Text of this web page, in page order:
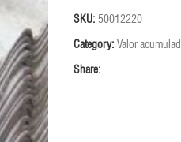
SKU: 50012220
Category: Valor
Share: